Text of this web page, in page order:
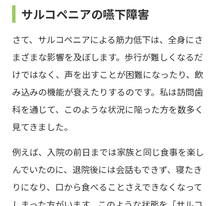
サルコペニアの嚥下障害
さて、サルコペニアによる筋力低下は、全身にさ
まざまな影響を及ぼします。歩行が難しくなるだ
けではなく、声を出すことが困難になったり、飲
み込みの機能が衰えたりするのです。私は訪問歯
科を通じて、このような状況に陥った方を数多く
見てきました。
例えば、入院の前日までは家族と同じ食事を楽し
んでいたのに、退院後には会話もできず、寝たき
りになり、口から食べることさえできなくなって